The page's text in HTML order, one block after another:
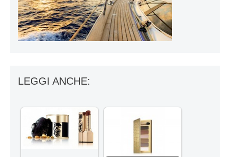
LEGGI ANCHE: